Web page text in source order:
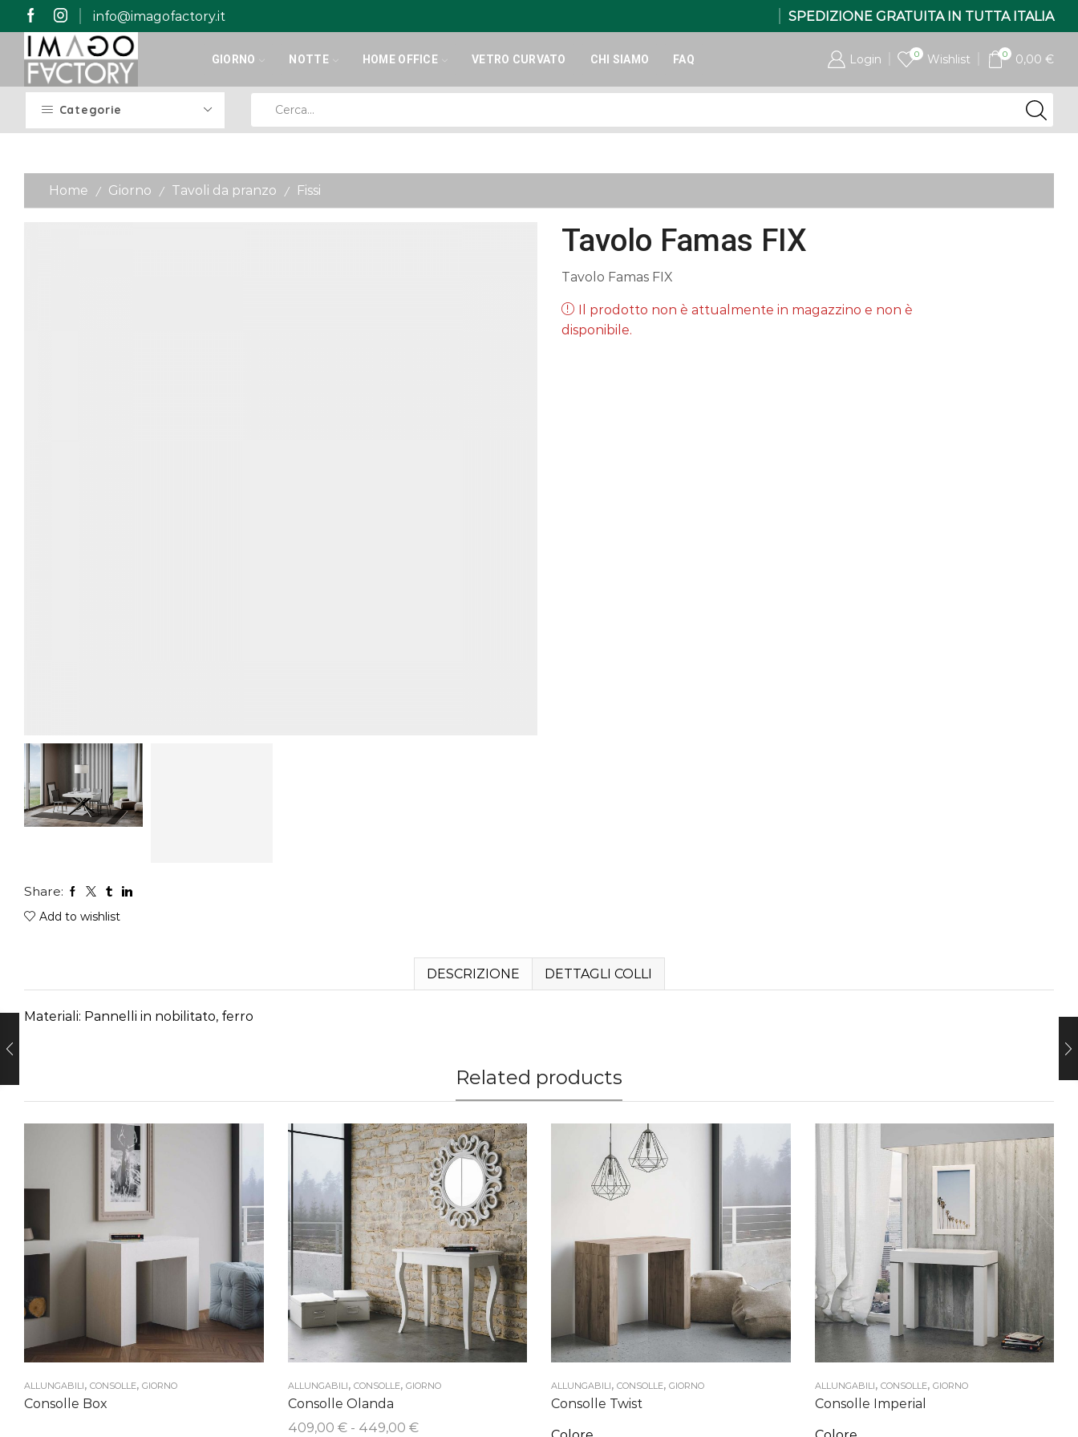
info@imagofactory.it SPEDIZIONE GRATUITA IN TUTTA ITALIA
GIORNO NOTTE HOME OFFICE VETRO CURVATO CHI SIAMO FAQ Login 0 Wishlist 0 0,00 €
Categorie
input
Home / Giorno / Tavoli da pranzo / Fissi
Tavolo Famas FIX
Tavolo Famas FIX
Il prodotto non è attualmente in magazzino e non è
disponibile.
Share:
Add to wishlist
DESCRIZIONE DETTAGLI COLLI
Materiali: Pannelli in nobilitato, ferro
Related products
ALLUNGABILI, CONSOLLE, GIORNO
Consolle Box
ALLUNGABILI, CONSOLLE, GIORNO
Consolle Olanda
409,00 € - 449,00 €Fascia
ALLUNGABILI, CONSOLLE, GIORNO
Consolle Twist
ALLUNGABILI, CONSOLLE, GIORNO
Consolle Imperial